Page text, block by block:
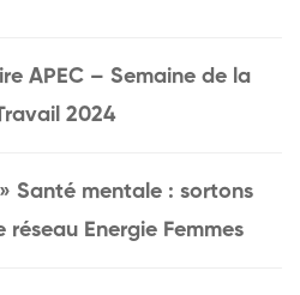
APEC – Semaine de la
2024
Santé mentale : sortons
Energie Femmes